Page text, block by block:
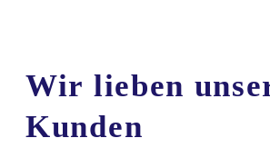
Wir lieben
Kunden​